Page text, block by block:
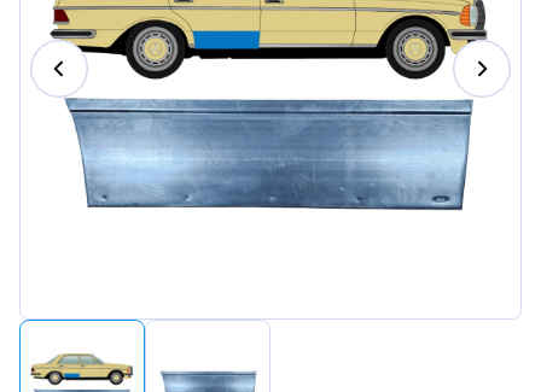
Magyar
Lietuvių
Português
Slovenian
Latvian